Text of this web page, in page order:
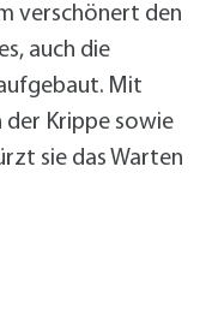
verschönert den
auch die
Mit
der Krippe sowie
sie das Warten